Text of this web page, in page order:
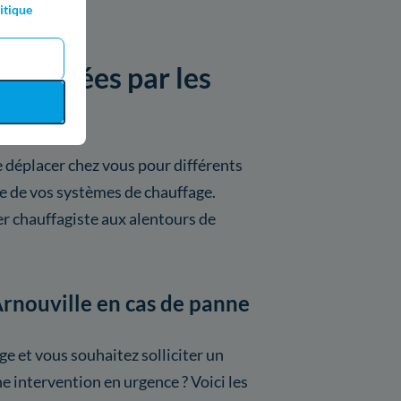
par les
chez vous pour différents
vos systèmes de chauffage.
chauffagiste aux alentours de
en cas de panne
et vous souhaitez solliciter un
intervention en urgence ? Voici les